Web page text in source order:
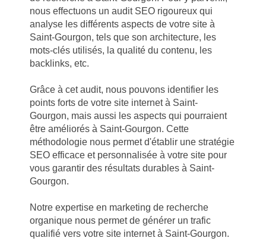
nous effectuons un audit SEO rigoureux qui
analyse les différents aspects de votre site à
Saint-Gourgon, tels que son architecture, les
mots-clés utilisés, la qualité du contenu, les
backlinks, etc.
Grâce à cet audit, nous pouvons identifier les
points forts de votre site internet à Saint-
Gourgon, mais aussi les aspects qui pourraient
être améliorés à Saint-Gourgon. Cette
méthodologie nous permet d'établir une stratégie
SEO efficace et personnalisée à votre site pour
vous garantir des résultats durables à Saint-
Gourgon.
Notre expertise en marketing de recherche
organique nous permet de générer un trafic
qualifié vers votre site internet à Saint-Gourgon.